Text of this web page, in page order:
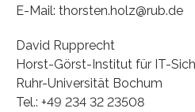
E-Mail: thorsten.holz@rub.de
David Rupprecht
Horst-Görst-Institut für IT-
Ruhr-Universität Bochum
Tel.: +49 234 32 23508